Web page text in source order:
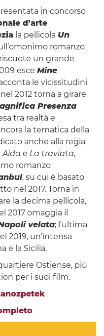
in concorso
d’arte
la pellicola Un
romanzo
un grande
esce Mine
le vicissitudini
2012 torna a girare
Presenza
tra realtà e
la tematica della
anche alla regia
Aida e La traviata,
romanzo
, su cui è basato
nel 2017. Torna in
la decima pellicola,
2017 omaggia il
velata; l’ultima
2019, un’intensa
e la Sicilia.
Ostiense, più
per i suoi film.